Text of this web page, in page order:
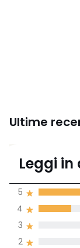
Ultime
Leggi
2
3
4
5